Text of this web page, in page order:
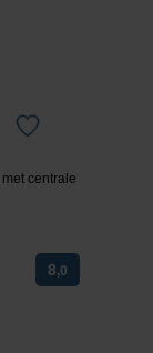
centrale
8,0